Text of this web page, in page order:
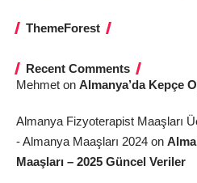
ThemeForest
Recent Comments
Mehmet on Almanya’da Kepçe
Almanya Fizyoterapist Maaşları
- Almanya Maaşları 2024 on
Maaşları – 2025 Güncel Veriler